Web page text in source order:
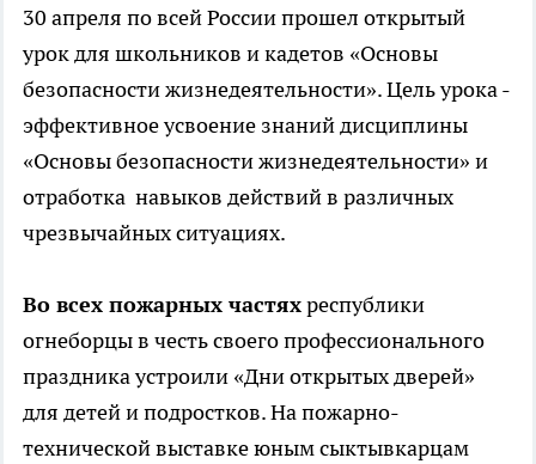
30 апреля по всей России прошел открытый
урок для школьников и кадетов «Основы
безопасности жизнедеятельности». Цель урока -
эффективное усвоение знаний дисциплины
«Основы безопасности жизнедеятельности» и
отработка навыков действий в различных
чрезвычайных ситуациях.
Во всех пожарных частяхреспублики
огнеборцы в честь своего профессионального
праздника устроили «Дни открытых дверей»
для детей и подростков. На пожарно-
технической выставке юным сыктывкарцам